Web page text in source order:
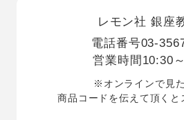
レモン社 銀座
電話番号03-
営業時間 10:30
※オンラインで見た
商品コードを伝えて頂くと